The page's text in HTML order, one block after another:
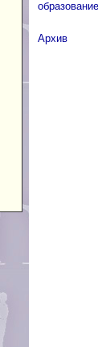
образование
Архив